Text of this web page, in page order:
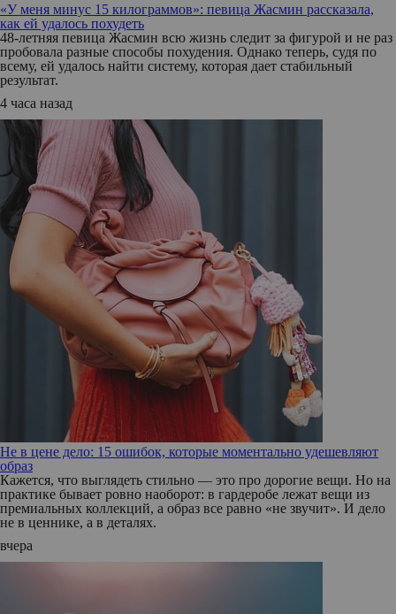
«У меня минус 15 килограммов»: певица Жасмин рассказала,
как ей удалось похудеть
48-летняя певица Жасмин всю жизнь следит за фигурой и не раз
пробовала разные способы похудения. Однако теперь, судя по
всему, ей удалось найти систему, которая дает стабильный
результат.
4 часа назад
Не в цене дело: 15 ошибок, которые моментально удешевляют
образ
Кажется, что выглядеть стильно — это про дорогие вещи. Но на
практике бывает ровно наоборот: в гардеробе лежат вещи из
премиальных коллекций, а образ все равно «не звучит». И дело
не в ценнике, а в деталях.
вчера